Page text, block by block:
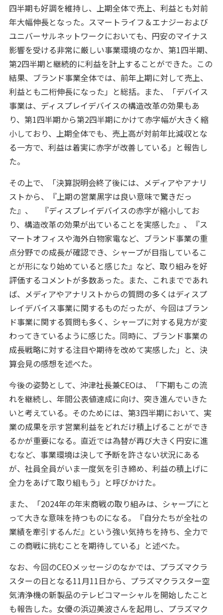
四半期も好調を維持し、上期全体で売上、利益とも対前
年大幅伸長となった。スマートライフ＆エナジーおよび
ユニバーサルネットワークにおいても、円安のマイナス
影響を受ける非常に厳しい事業環境のなか、第1四半期、
第2四半期と継続的に利益を計上することができた。この
結果、ブランド事業全体では、前年上期に対して売上、
利益とも二桁伸長になった」と総括。また、「デバイス
事業は、ディスプレイデバイスの構造改革の効果もあ
り、第1四半期から第2四半期にかけて赤字幅が大きく縮
小しており、上期全体でも、売上高が対前年比減収とな
る一方で、利益は着実に赤字が改善している」と報告し
た。
その上で、「決算説明会終了後には、メディアやアナリ
ストから、『上期の営業黒字は良い意味で驚きだっ
た』、 『ディスプレイデバイスの赤字が縮小してお
り、構造改革の効果が出ていることを実感した』、『ス
マートオフィスや海外白物家電など、ブランド事業の重
点分野での成長が確認でき、シャープが目指しているこ
とが形になり始めていると感じた』など、取り組みを好
評価するコメントが多数あった。また、これまでであれ
ば、メディアやアナリストからの質問の多くはディスプ
レイデバイス事業に関するものだったが、今回はブラン
ド事業に関する質問も多く、シャープに対する見方が変
わってきているように感じた。同時に、ブランド事業の
成長戦略に対する注目や期待を改めて実感した」と、決
算会見の感想を述べた。
今後の姿勢として、沖津社長兼CEOは、「下期もこの流
れを継続し、年間公表値達成に向け、突き進んでいきた
いと考えている。そのためには、第3四半期において、実
業の成果を示す営業利益をどれだけ積上げることができ
るかが重要になる。直近では為替が再び大きく円安に進
むなど、事業環境は決して予断を許さない状況にある
が、社員全員がいま一度気を引き締め、利益の積上げに
全力をあげて取り組もう」と呼びかけた。
また、「2024年の年末商戦の取り組みは、シャープにと
って大きな意味を持つものになる。『自分たちが全社の
業績を牽引するんだ』という強い気持ちを持ち、全力で
この商戦に挑むことを期待している」と述べた。
なお、今回のCEOメッセージのなかでは、プラズマクラ
スターの日となる11月11日から、プラズマクラスター空
気清浄機の新製品のテレビコマーシャルを開始したこと
も報告した。女優の浜辺美波さんを起用し、プラズマク